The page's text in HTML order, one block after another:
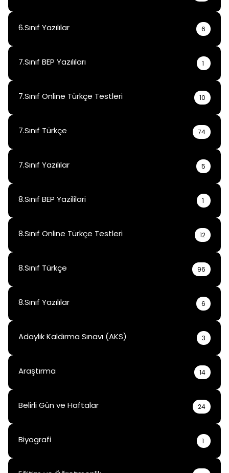
6.Sınıf Yazılılar 6
7.Sınıf BEP Yazılıları 1
7.Sınıf Online Türkçe Testleri 10
7.Sınıf Türkçe 74
7.Sınıf Yazılılar 5
8.Sınıf BEP Yazililari 1
8.Sınıf Online Türkçe Testleri 12
8.Sınıf Türkçe 96
8.Sınıf Yazılılar 6
Adaylık Kaldırma Sınavı (AKS) 3
Araştırma 14
Belirli Gün ve Haftalar 24
Biyografi 1